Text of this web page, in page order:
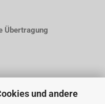
und andere
Übertragung